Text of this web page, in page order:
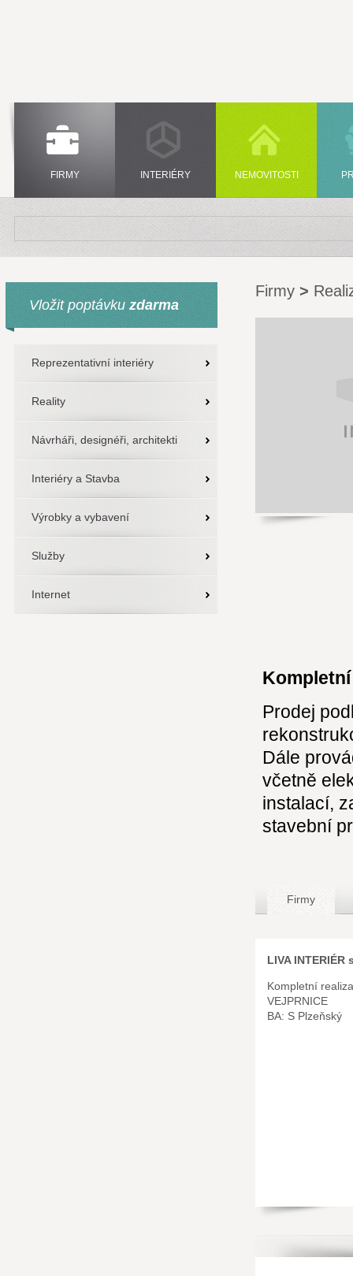
FIRMY INTERIÉRY NEMOVITOSTI
Vložit poptávku zdarma
Reprezentativní interiéry
Reality
Návrháři, designéři, architekti
Interiéry a Stavba
Výrobky a vybavení
Služby
Internet
Firmy >
Prodej
Dále
včetně
instalací,
stavební
Firmy
LIVA INTERIÉR
Kompletní
VEJPRNICE
BA: S Plzeňský